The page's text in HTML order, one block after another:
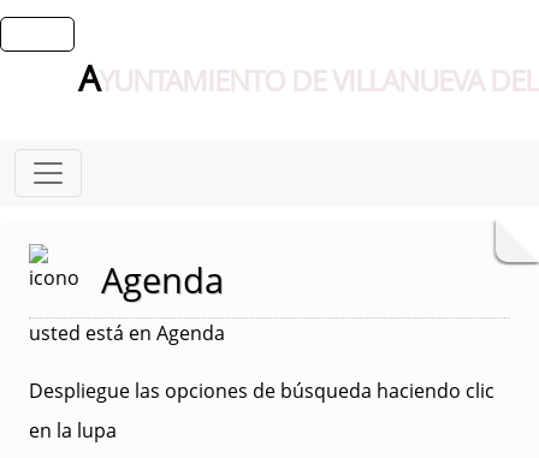
AYUNTAMIENTO DE VILLANUEVA
Agenda
usted está en Agenda
Despliegue las opciones de búsqueda haciendo clic
en la lupa